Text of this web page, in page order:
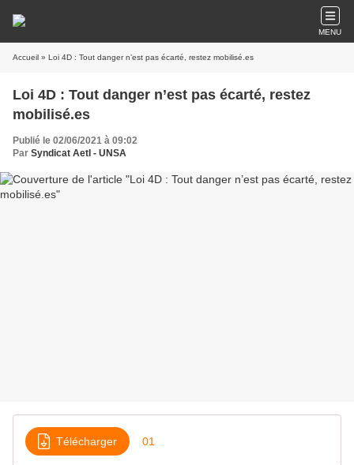
MENU
Accueil » Loi 4D : Tout danger n’est pas écarté, restez mobilisé.es
Loi 4D : Tout danger n’est pas écarté, restez
mobilisé.es
Publié le 02/06/2021 à 09:02
Par Syndicat AetI - UNSA
Télécharger 01